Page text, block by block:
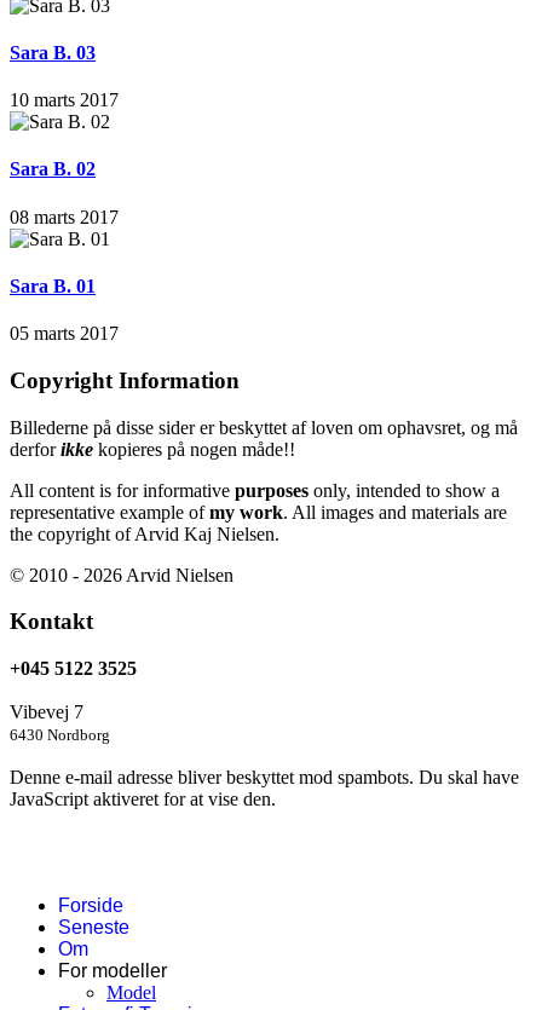
Sara B. 03
10 marts 2017
Sara B. 02
08 marts 2017
Sara B. 01
05 marts 2017
Copyright Information
Billederne på disse sider er beskyttet af loven om ophavsret, og må
derforikke kopieres på nogen måde!!
All content is for informative purposes only, intended to show a
representative example ofmy work. All images and materials are
the copyright of Arvid Kaj Nielsen.
© 2010 - 2026 Arvid Nielsen
Kontakt
+045 5122 3525
Vibevej 7
6430 Nordborg
Denne e-mail adresse bliver beskyttet mod spambots. Du skal have
JavaScript aktiveret for at vise den.
Forside
Seneste
Om
For modeller
Model